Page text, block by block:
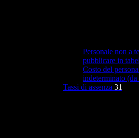
Personale non a
pubblicare in
Costo del
indeterminato
Tassi di assenza 31